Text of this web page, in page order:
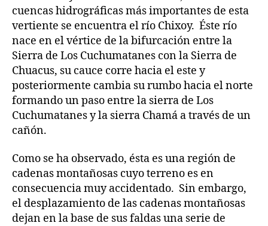
cuencas hidrográficas más importantes de esta
vertiente se encuentra el río Chixoy. Éste río
nace en el vértice de la bifurcación entre la
Sierra de Los Cuchumatanes con la Sierra de
Chuacus, su cauce corre hacia el este y
posteriormente cambia su rumbo hacia el norte
formando un paso entre la sierra de Los
Cuchumatanes y la sierra Chamá a través de un
cañón.
Como se ha observado, ésta es una región de
cadenas montañosas cuyo terreno es en
consecuencia muy accidentado. Sin embargo,
el desplazamiento de las cadenas montañosas
dejan en la base de sus faldas una serie de